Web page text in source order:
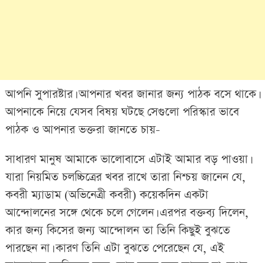
আপনি সুপারষ্টার। আপনার খবর জানার জন্য পাঠক বসে থাকে।
আপনাকে নিয়ে যেসব বিষয় ঘটছে সেগুলো পরিস্কার ভাবে
পাঠক ও আপনার ভক্তরা জানতে চায়-
সাধারণ মানুষ আমাকে ভালোবাসে এটাই আমার বড় পাওয়া।
যারা নিয়মিত চলচ্চিত্রের খবর রাখে তারা নিশ্চয় জানেন যে,
কবরী ম্যাডাম (অভিনেত্রী কবরী) কয়েকদিন একটা
আন্দোলনের সঙ্গে থেকে চলে গেলেন। এরপর বক্তব্য দিলেন,
কার জন্য কিসের জন্য আন্দোলন তা তিনি কিছুই বুঝতে
পারছেন না। কারণ তিনি এটা বুঝতে পেরেছেন যে, এই